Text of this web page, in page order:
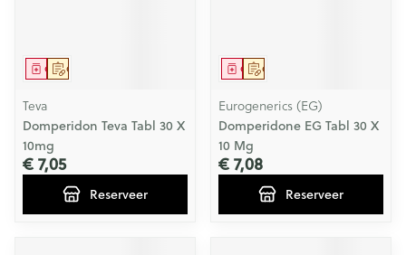
Op voorschrift
Geneesmiddel
Teva
Domperidon Teva Tabl 30 X
10mg
€ 7,05
Reserveer
Op voorschrift
Geneesmiddel
Eurogenerics (EG)
Domperidone EG Tabl 30 X
10 Mg
€ 7,08
Reserveer